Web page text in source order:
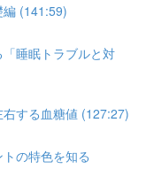
(141:59)
睡眠トラブルと対
する血糖値 (127:27)
の特色を知る